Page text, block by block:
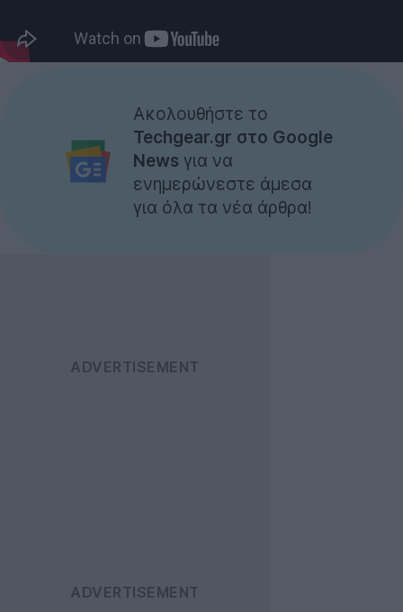
Ακολουθήστε το
Techgear.gr στο Google
News για να
ενημερώνεστε άμεσα
για όλα τα νέα άρθρα!